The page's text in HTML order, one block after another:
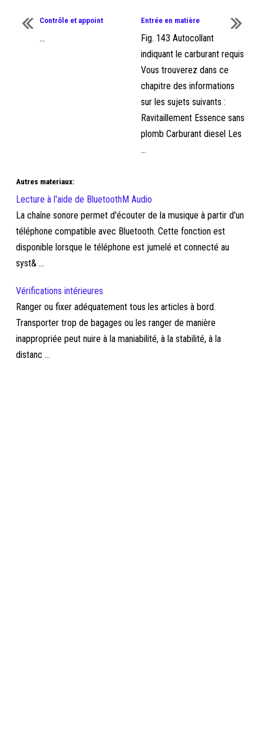
Contrôle et appoint
...
Entrée en matière
Fig. 143 Autocollant
indiquant le carburant requis
Vous trouverez dans ce
chapitre des informations
sur les sujets suivants :
Ravitaillement Essence sans
plomb Carburant diesel Les
...
Autres materiaux:
Lecture à l'aide de BluetoothM Audio
La chaîne sonore permet d'écouter de la musique à partir d'un
téléphone compatible avec Bluetooth. Cette fonction est
disponible lorsque le téléphone est jumelé et connecté au
syst& ...
Vérifications intérieures
Ranger ou fixer adéquatement tous les articles à bord.
Transporter trop de bagages ou les ranger de manière
inappropriée peut nuire à la maniabilité, à la stabilité, à la
distanc ...